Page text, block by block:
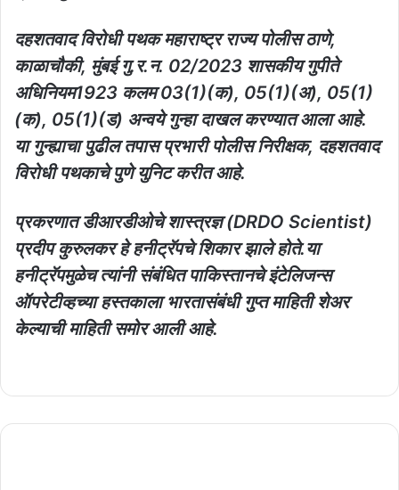
दहशतवाद विरोधी पथक महाराष्ट्र राज्य पोलीस ठाणे,
काळाचौकी, मुंबई गु.र.न. 02/2023 शासकीय गुपीते
अधिनियम1923 कलम 03(1)(क), 05(1)(अ), 05(1)
(क), 05(1)(ड) अन्वये गुन्हा दाखल करण्यात आला आहे.
या गुन्ह्याचा पुढील तपास प्रभारी पोलीस निरीक्षक, दहशतवाद
विरोधी पथकाचे पुणे युनिट करीत आहे.
प्रकरणात डीआरडीओचे शास्त्रज्ञ (DRDO Scientist)
प्रदीप कुरुलकर हे हनीट्रॅपचे शिकार झाले होते.या
हनीट्रॅपमुळेच त्यांनी संबंधित पाकिस्तानचे इंटेलिजन्स
ऑपरेटीव्हच्या हस्तकाला भारतासंबंधी गुप्त माहिती शेअर
केल्याची माहिती समोर आली आहे.